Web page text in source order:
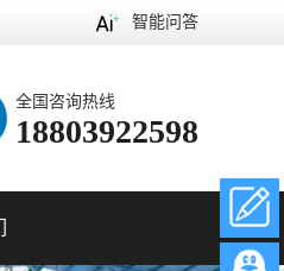
智能问答
全国咨询热线
18803922598